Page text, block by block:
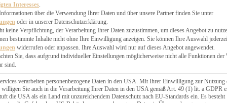
Interesses.
über die Verwendung Ihrer Daten und über unsere Partner finden Sie unter
oder in unserer Datenschutzerklärung.
keine Verpflichtung, der Verarbeitung Ihrer Daten zuzustimmen, um dieses Angebot zu
bestimmte Inhalte nicht ohne Ihre Einwilligung anzeigen. Sie können Ihre Auswahl
widerrufen oder anpassen. Ihre Auswahl wird nur auf dieses Angebot angewendet.
Sie, dass aufgrund individueller Einstellungen möglicherweise nicht alle Funktionen der
sind.
verarbeiten personenbezogene Daten in den USA. Mit Ihrer Einwilligung zur Nutzung
willigen Sie auch in die Verarbeitung Ihrer Daten in den USA gemäß Art. 49 (1) lit. a GDPR
die USA als ein Land mit unzureichendem Datenschutz nach EU-Standards ein. Es besteht